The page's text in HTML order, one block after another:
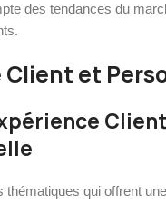
des tendances du
Client et
Client
qui offrent